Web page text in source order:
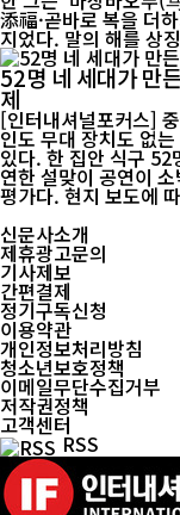
添福·곧바로 복을 더
지었다. 말의 해를 상
52명 네 세대가 만
제
[인터내셔널포커스]
인도 무대 장치도 없
있다. 한 집안 식구 52
연한 설맞이 공연이
평가다. 현지 보
신문사소개
제휴광고문의
기사제보
간편결제
정기구독신청
이용약관
개인정보처리방침
청소년보호정책
이메일무단수집거부
저작권정책
고객센터
RSS